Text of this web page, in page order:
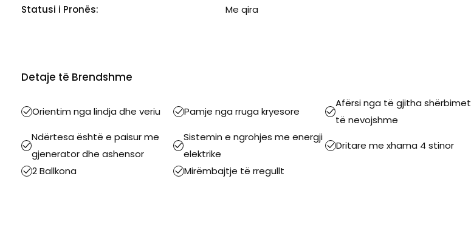
Statusi i Pronës: Me qira
Detaje të Brendshme
Orientim nga lindja dhe veriu Pamje nga rruga kryesore
Afërsi nga të gjitha shërbimet
të nevojshme
Ndërtesa është e paisur me
gjenerator dhe ashensor
Sistemin e ngrohjes me energji
elektrike
Dritare me xhama 4 stinor
2 Ballkona
Mirëmbajtje të rregullt